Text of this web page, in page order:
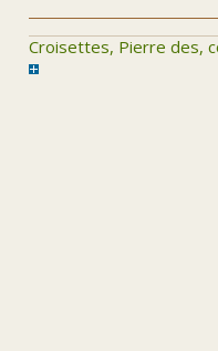
Croisettes, Pierre des,